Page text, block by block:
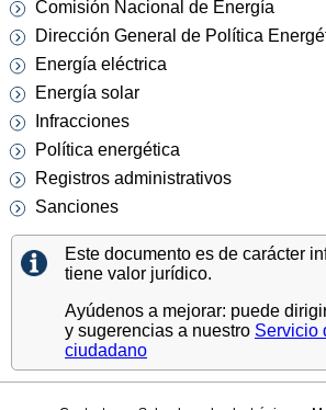
Comisión Nacional de Energía
Dirección General de Política
Energía eléctrica
Energía solar
Infracciones
Política energética
Registros administrativos
Sanciones
Este documento es de carácter
tiene valor jurídico.
Ayúdenos a mejorar: puede
y sugerencias a nuestro Servicio
ciudadano